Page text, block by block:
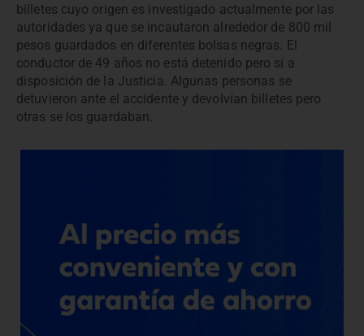
billetes cuyo origen es investigado actualmente por las
autoridades ya que se incautaron alrededor de 800 mil
pesos guardados en diferentes bolsas negras. El
conductor de 49 años no está detenido pero sí a
disposición de la Justicia. Algunas personas se
detuvieron ante el accidente y devolvían billetes pero
otras se los guardaban.